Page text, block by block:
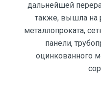
дальнейшей
также, вышла
металлопроката,
панели,
оцинкованного